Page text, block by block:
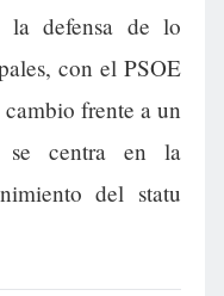
defensa de lo
con el PSOE
frente a un
se centra en la
del statu